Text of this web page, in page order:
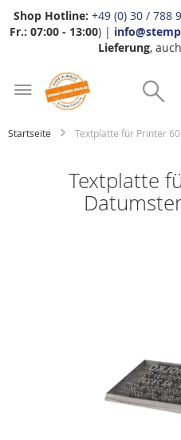
Shop Hotline: +49 (0) 30 / 788
Fr.: 07:00 - 13:00) |
Lieferung,
Startseite Textplatte für Printer
Textplatte